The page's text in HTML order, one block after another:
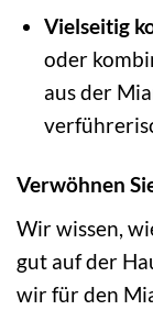
Vielseitig
oder
aus der
Verwöhnen
Wir wissen,
gut auf der
wir für den